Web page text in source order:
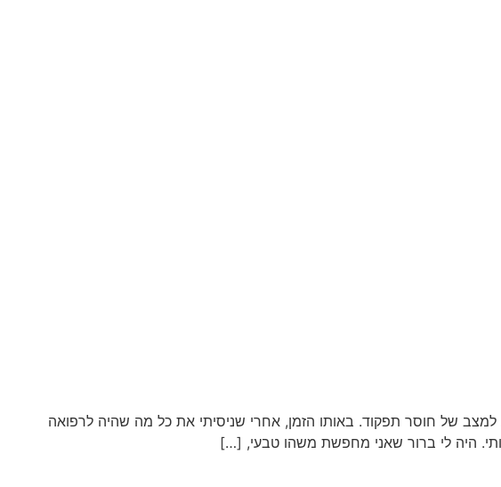
של חוסר תפקוד. באותו הזמן, אחרי שניסיתי את כל מה שהיה לרפואה
היה לי ברור שאני מחפשת משהו טבעי, […]